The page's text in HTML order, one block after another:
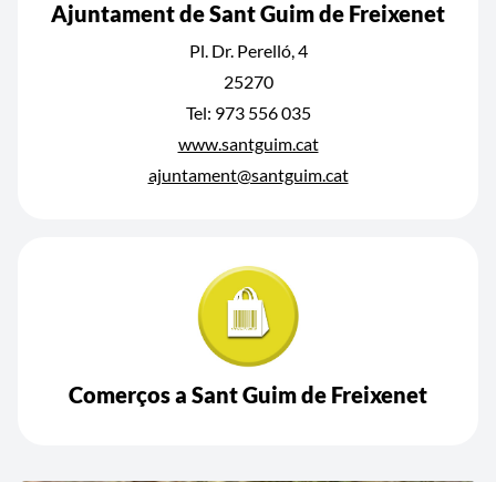
Ajuntament de Sant Guim de Freixenet
Pl. Dr. Perelló, 4
25270
Tel: 973 556 035
www.santguim.cat
ajuntament@santguim.cat
Comerços a Sant Guim de Freixenet